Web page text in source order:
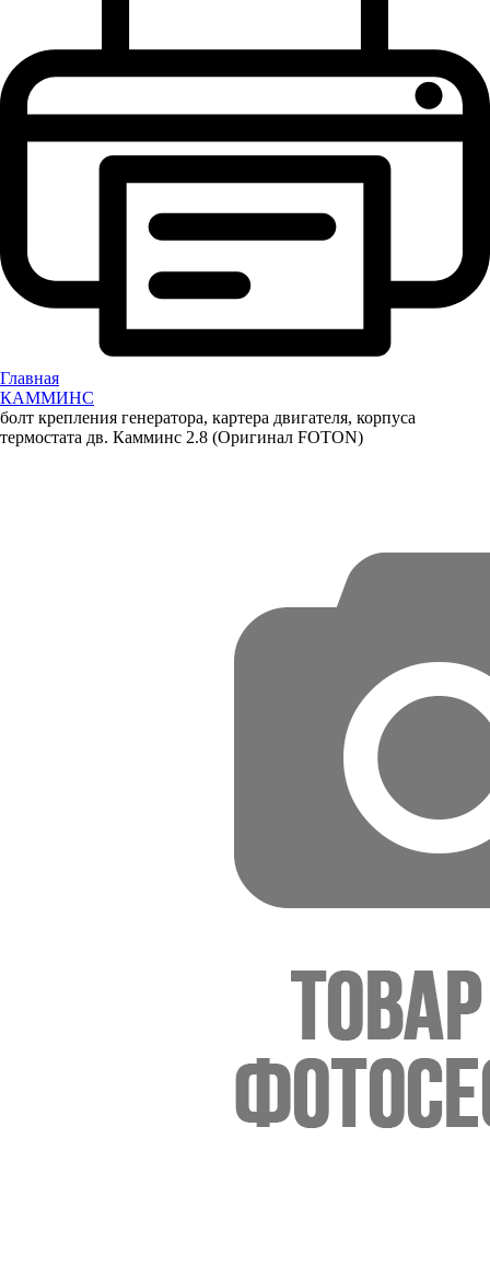
Главная
КАММИНС
болт крепления генератора, картера двигателя, корпуса
термостата дв. Камминс 2.8 (Оригинал FOTON)